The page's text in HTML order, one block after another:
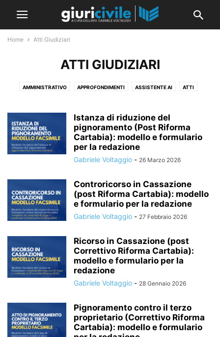
Home Atti Giudiziari
ATTI GIUDIZIARI
AMMINISTRATIVO APPROFONDIMENTI ASSISTENTE AI ATTI
CORTE DEI CONTI
DIVENTARE AVVOCATO ESAME DI AVVOCATO GENERALE
GUIDE E RACCOLTE IL CONSIGLIO DELLA SETTIMANA
IL PROMPT DELLA SETTIMANA IMMIGRAZIONE
LINGUA STRANIERA: INGLESE MERITO NEW NORME E LEGGI
SEZIONI UNITE SPONSOR STRAGIUDIZIALE
TESI E UNIVERSITÀ
Istanza di riduzione del
pignoramento (Post Riforma
Cartabia): modello e formulario
per la redazione
Gabriele Voltaggio - 26 Marzo 2026
Controricorso in Cassazione
(post Riforma Cartabia): modello
e formulario per la redazione
Gabriele Voltaggio - 27 Febbraio 2026
Ricorso in Cassazione (post
Correttivo Riforma Cartabia):
modello e formulario per la
redazione
Gabriele Voltaggio - 28 Gennaio 2026
Pignoramento contro il terzo
proprietario (Correttivo Riforma
Cartabia): modello e formulario